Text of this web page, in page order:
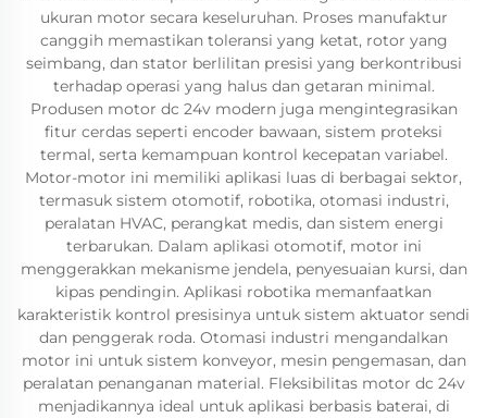
ukuran motor secara keseluruhan. Proses manufaktur
canggih memastikan toleransi yang ketat, rotor yang
seimbang, dan stator berlilitan presisi yang berkontribusi
terhadap operasi yang halus dan getaran minimal.
Produsen motor dc 24v modern juga mengintegrasikan
fitur cerdas seperti encoder bawaan, sistem proteksi
termal, serta kemampuan kontrol kecepatan variabel.
Motor-motor ini memiliki aplikasi luas di berbagai sektor,
termasuk sistem otomotif, robotika, otomasi industri,
peralatan HVAC, perangkat medis, dan sistem energi
terbarukan. Dalam aplikasi otomotif, motor ini
menggerakkan mekanisme jendela, penyesuaian kursi, dan
kipas pendingin. Aplikasi robotika memanfaatkan
karakteristik kontrol presisinya untuk sistem aktuator sendi
dan penggerak roda. Otomasi industri mengandalkan
motor ini untuk sistem konveyor, mesin pengemasan, dan
peralatan penanganan material. Fleksibilitas motor dc 24v
menjadikannya ideal untuk aplikasi berbasis baterai, di